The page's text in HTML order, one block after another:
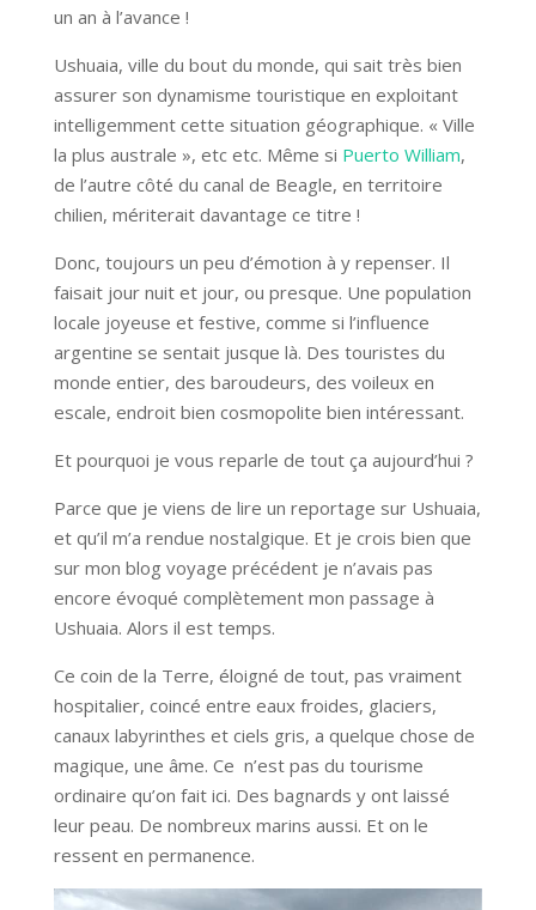
un an à l’avance !
Ushuaia, ville du bout du monde, qui sait très bien
assurer son dynamisme touristique en exploitant
intelligemment cette situation géographique. « Ville
la plus australe », etc etc. Même si Puerto William,
de l’autre côté du canal de Beagle, en territoire
chilien, mériterait davantage ce titre !
Donc, toujours un peu d’émotion à y repenser. Il
faisait jour nuit et jour, ou presque. Une population
locale joyeuse et festive, comme si l’influence
argentine se sentait jusque là. Des touristes du
monde entier, des baroudeurs, des voileux en
escale, endroit bien cosmopolite bien intéressant.
Et pourquoi je vous reparle de tout ça aujourd’hui ?
Parce que je viens de lire un reportage sur Ushuaia,
et qu’il m’a rendue nostalgique. Et je crois bien que
sur mon blog voyage précédent je n’avais pas
encore évoqué complètement mon passage à
Ushuaia. Alors il est temps.
Ce coin de la Terre, éloigné de tout, pas vraiment
hospitalier, coincé entre eaux froides, glaciers,
canaux labyrinthes et ciels gris, a quelque chose de
magique, une âme. Ce n’est pas du tourisme
ordinaire qu’on fait ici. Des bagnards y ont laissé
leur peau. De nombreux marins aussi. Et on le
ressent en permanence.